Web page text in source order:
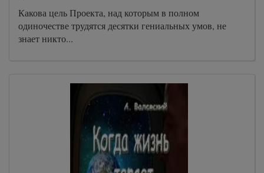
Какова цель Проекта, над которым в полном
одиночестве трудятся десятки гениальных умов, не
знает никто...